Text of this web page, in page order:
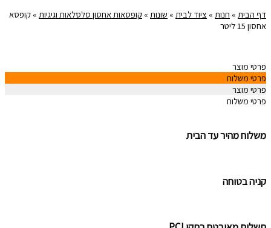
דף הבית » חנות » ציוד לבית » שונות » קופסאות אחסון סלסלאות וגיגיות » קופסא
אחסון 15 ליטר
פרטי מוצר
פרטי משלוח
פרטי מוצר
פרטי משלוח
משלוח מהיר עד הבית
קניה בטוחה